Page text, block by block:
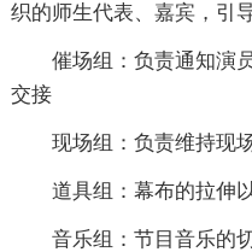
织的师生代表、嘉宾，引
催场组：负责通知演
交接
现场组：负责维持现
道具组：幕布的拉伸
音乐组：节目音乐的